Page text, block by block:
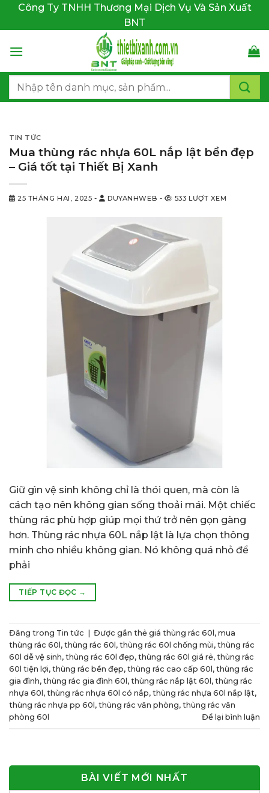
dung
Công Ty TNHH Thương Mại Dịch Vụ Và Sản Xuất
BNT
Tìm
TIN TỨC
Mua thùng rác nhựa 60L nắp lật bền đẹp
– Giá tốt tại Thiết Bị Xanh
25 THÁNG HAI, 2025 - DUYANHWEB - 533 LƯỢT XEM
Giữ gìn vệ sinh không chỉ là thói quen, mà còn là
cách tạo nên không gian sống thoải mái. Một chiếc
thùng rác phù hợp giúp mọi thứ trở nên gọn gàng
hơn. Thùng rác nhựa 60L nắp lật là lựa chọn thông
minh cho nhiều không gian. Nó không quá nhỏ để
phải
TIẾP TỤC ĐỌC →
Đăng trong Tin tức Được gắn thẻ giá thùng rác 60l , mua
thùng rác 60l , thùng rác 60l , thùng rác 60l chống mùi, thùng rác
60l dễ vệ sinh, thùng rác 60l đẹp, thùng rác 60l giá rẻ, thùng rác
60l tiện lợi, thùng rác bền đẹp, thùng rác cao cấp 60l , thùng rác
gia đình, thùng rác gia đình 60l , thùng rác nắp lật 60l , thùng rác
nhựa 60l , thùng rác nhựa 60l có nắp, thùng rác nhựa 60l nắp lật,
thùng rác nhựa pp 60l , thùng rác văn phòng, thùng rác văn
phòng 60l
Để lại bình luận
BÀI VIẾT MỚI NHẤT